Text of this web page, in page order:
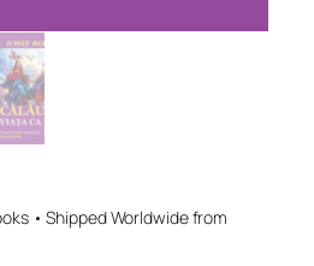
• Shipped Worldwide from